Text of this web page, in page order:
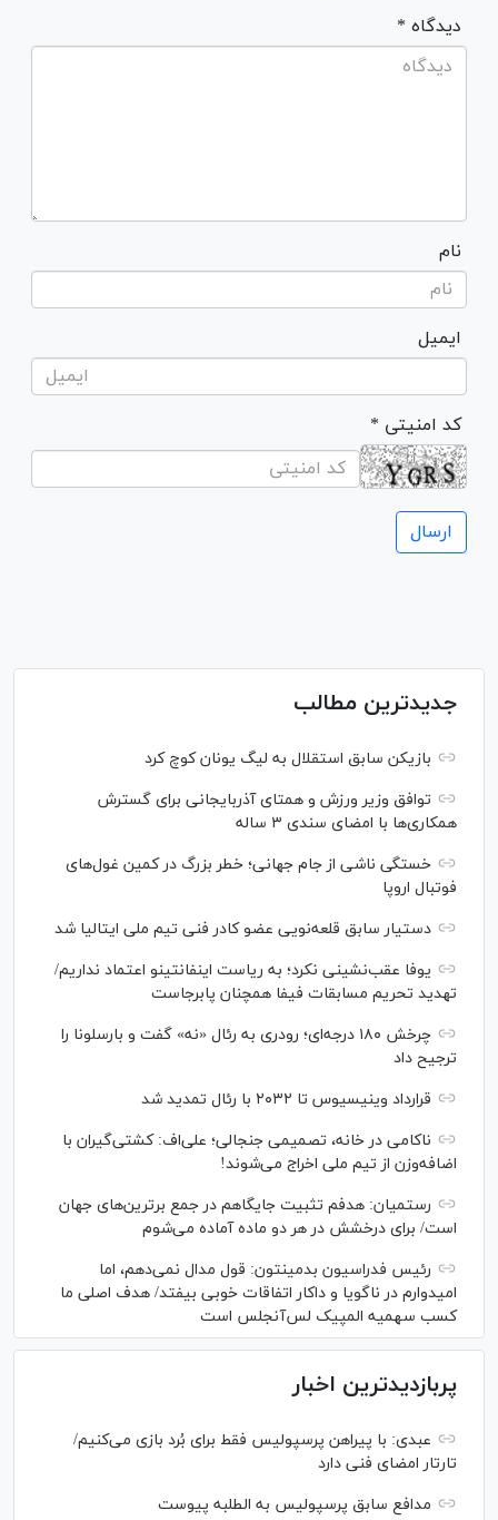
* دیدگاه
نام
ایمیل
* کد امنیتی
جدیدترین مطالب
بازیکن سابق استقلال به لیگ یونان کوچ کرد
توافق وزیر ورزش و همتای آذربایجانی برای گسترش
همکاری‌ها با امضای سندی ۳ ساله
خستگی ناشی از جام جهانی؛ خطر بزرگ در کمین غول‌های
فوتبال اروپا
دستیار سابق قلعه‌نویی عضو کادر فنی تیم ملی ایتالیا شد
یوفا عقب‌نشینی نکرد؛ به ریاست اینفانتینو اعتماد نداریم/
تهدید تحریم مسابقات فیفا همچنان پابرجاست
چرخش ۱۸۰ درجه‌ای؛ رودری به رئال «نه» گفت و بارسلونا را
ترجیح داد
قرارداد وینیسیوس تا ۲۰۳۲ با رئال‌ تمدید شد
ناکامی در خانه، تصمیمی جنجالی؛ علی‌اف: کشتی‌گیران با
اضافه‌وزن از تیم ملی اخراج می‌شوند!
رستمیان: هدفم تثبیت جایگاهم در جمع برترین‌های جهان
است/ برای درخشش در هر دو ماده آماده می‌شوم
رئیس فدراسیون بدمینتون: قول مدال نمی‌دهم، اما
امیدوارم در ناگویا و داکار اتفاقات خوبی بیفتد/ هدف اصلی ما
کسب سهمیه المپیک لس‌آنجلس است
پربازدیدترین اخبار
عبدی: با پیراهن پرسپولیس فقط برای بُرد بازی می‌کنیم/
تارتار امضای فنی دارد
مدافع سابق پرسپولیس به الطلبه پیوست